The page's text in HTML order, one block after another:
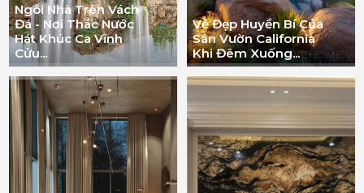
Ngôi Nhà Trên Vách
Đá - Nơi Thác Nước
Hát Khúc Ca Vĩnh
Cửu...
Vẻ Đẹp Huyền Bí Của
Sân Vườn California
Khi Đêm Xuống...